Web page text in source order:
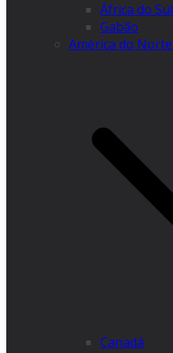
África do Sul
Gabão
América do Norte
Canadá